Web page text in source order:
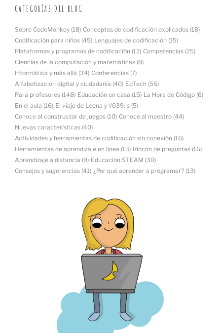
CATEGORÍAS DEL BLOG
Sobre CodeMonkey (18) Conceptos de codificación explicados (18)
Codificación para niños (45) Lenguajes de codificación (15)
Plataformas y programas de codificación (12) Competencias (25)
Ciencias de la computación y matemáticas (8)
Informática y más allá (34) Conferencias (7)
Alfabetización digital y ciudadanía (40) EdTech (56)
Para profesores (148) Educación en casa (15) La Hora de Código (6)
En el aula (16) El viaje de Leena y #039; s (5)
Conoce al constructor de juegos (10) Conoce al maestro (44)
Nuevas características (40)
Actividades y herramientas de codificación sin conexión (16)
Herramientas de aprendizaje en línea (13) Rincón de preguntas (16)
Aprendizaje a distancia (9) Educación STEAM (30)
Consejos y sugerencias (41) ¿Por qué aprender a programar? (13)